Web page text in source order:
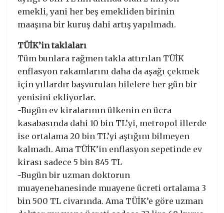
emekli, yani her beş emekliden birinin
maaşına bir kuruş dahi artış yapılmadı.
TÜİK’in taklaları
Tüm bunlara rağmen takla attırılan TÜİK
enflasyon rakamlarını daha da aşağı çekmek
için yıllardır başvurulan hilelere her gün bir
yenisini ekliyorlar.
-Bugün ev kiralarının ülkenin en ücra
kasabasında dahi 10 bin TL’yi, metropol illerde
ise ortalama 20 bin TL’yi aştığını bilmeyen
kalmadı. Ama TÜİK’in enflasyon sepetinde ev
kirası sadece 5 bin 845 TL
-Bugün bir uzman doktorun
muayenehanesinde muayene ücreti ortalama 3
bin 500 TL civarında. Ama TÜİK’e göre uzman